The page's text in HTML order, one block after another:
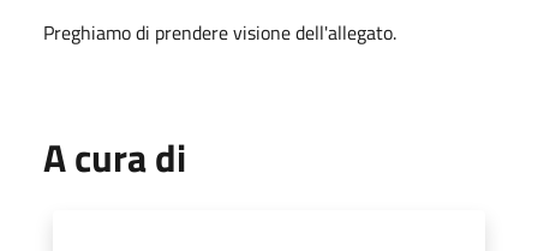
Preghiamo di prendere visione dell'allegato.
A cura di